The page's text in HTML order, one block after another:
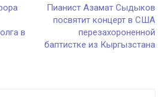
в
Пианист Азамат Сыдыков
посвятит концерт в США
перезахороненной
баптистке из Кыргызстана